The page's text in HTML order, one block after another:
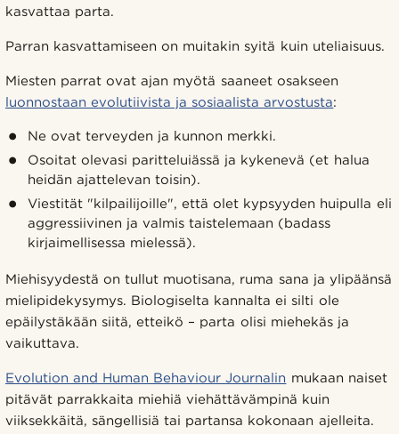
kasvattaa parta.
Parran kasvattamiseen on muitakin syitä kuin uteliaisuus.
Miesten parrat ovat ajan myötä saaneet osakseen
luonnostaan evolutiivista ja sosiaalista arvostusta:
Ne ovat terveyden ja kunnon merkki.
Osoitat olevasi paritteluiässä ja kykenevä (et halua
heidän ajattelevan toisin).
Viestität "kilpailijoille", että olet kypsyyden huipulla eli
aggressiivinen ja valmis taistelemaan (badass
kirjaimellisessa mielessä).
Miehisyydestä on tullut muotisana, ruma sana ja ylipäänsä
mielipidekysymys. Biologiselta kannalta ei silti ole
epäilystäkään siitä, etteikö – parta olisi miehekäs ja
vaikuttava.
Evolution and Human Behaviour Journalin mukaan naiset
pitävät parrakkaita miehiä viehättävämpinä kuin
viiksekkäitä, sängellisiä tai partansa kokonaan ajelleita.